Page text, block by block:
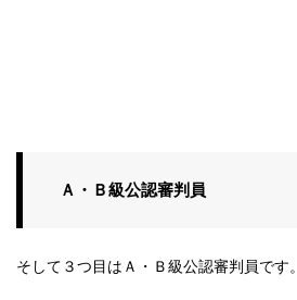
Ａ・Ｂ級公認審判員
そして３つ目はＡ・Ｂ級公認審判員です。